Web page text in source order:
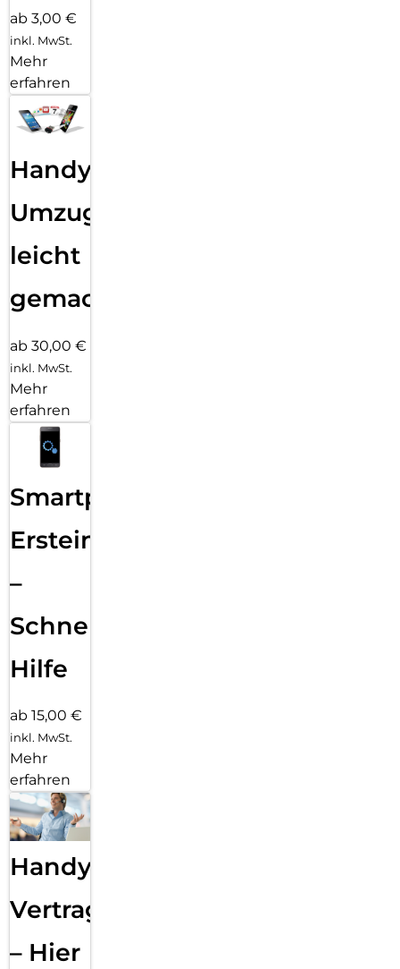
ab 3,00 €
inkl. MwSt.
Mehr
erfahren
Handy
Umzug
leicht
gemacht!
ab 30,00 €
inkl. MwSt.
Mehr
erfahren
Smartphone
Ersteinrichtung
–
Schnelle
Hilfe
ab 15,00 €
inkl. MwSt.
Mehr
erfahren
Handy
Vertragsabwicklung
– Hier